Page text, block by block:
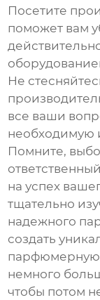
Посетите
поможет вам
Не
все ваши
Помните,
на успех
тщательно
надежного
создать
парфюмерную
немного
чтобы потом